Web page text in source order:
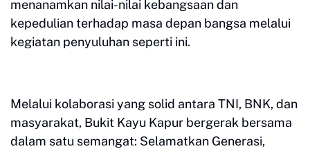
menanamkan nilai-nilai kebangsaan dan
kepedulian terhadap masa depan bangsa melalui
kegiatan penyuluhan seperti ini.
Melalui kolaborasi yang solid antara TNI, BNK, dan
masyarakat, Bukit Kayu Kapur bergerak bersama
dalam satu semangat: Selamatkan Generasi,